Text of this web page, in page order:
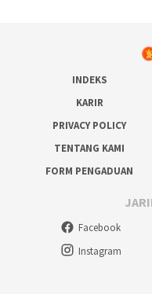
INDEKS
KARIR
PRIVACY POLICY
TENTANG KAMI
FORM PENGADUAN
Facebook
Instagram